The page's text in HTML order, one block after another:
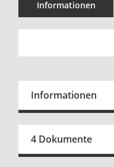
Informationen
Informationen
4 Dokumente